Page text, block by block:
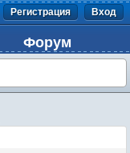
Регистрация Вход
Форум